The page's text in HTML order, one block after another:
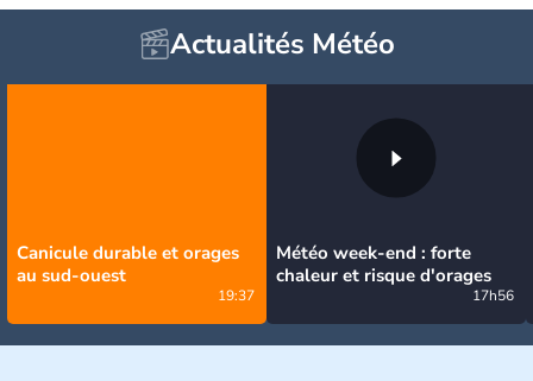
Actualités Météo
Canicule durable et orages
au sud-ouest
19:37
Météo week-end : forte
chaleur et risque d'orages
17h56